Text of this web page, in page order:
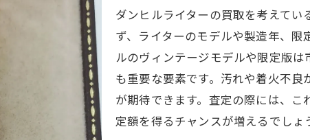
他店では教えてくれない査定のコツ
なぜ無料査定が選ばれるのか
査定前に知っておきたい重要なポイント
誠実な対応が信頼を築く
汚れたライターもOK！静岡市での買取大吉新静岡店の魅
使用感のあるライターも安心して持ち込める理由
ダンヒルライターの買取を考えてい
ず、ライターのモデルや製造年、
ルのヴィンテージモデルや限定版
も重要な要素です。汚れや着火不
が期待できます。査定の際には、
定額を得るチャンスが増えるでしょ